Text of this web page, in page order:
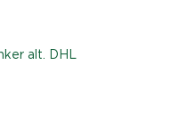
alt. DHL